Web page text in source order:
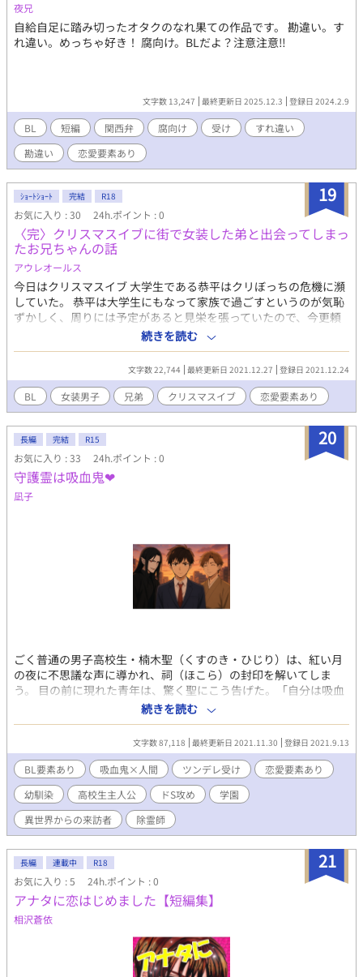
夜兄
自給自足に踏み切ったオタクのなれ果ての作品です。 勘違い。す
れ違い。めっちゃ好き！ 腐向け。BLだよ？注意注意‼
文字数 13,247 最終更新日 2025.12.3 登録日 2024.2.9
BL 短編 関西弁 腐向け 受け
すれ違い
勘違い
恋愛要素あり
19
ｼｮｰﾄｼｮｰﾄ 完結 R18
お気に入り : 30 24h.ポイント : 0
〈完〉クリスマスイブに街で女装した弟と出会ってしまっ
たお兄ちゃんの話
アウレオールス
今日はクリスマスイブ 大学生である恭平はクリぼっちの危機に瀕
していた。 恭平は大学生にもなって家族で過ごすというのが気恥
ずかしく、周りには予定があると見栄を張っていたので、今更頼
れる友達もいなかった。 晩ごはんも家族は自分達の分しか用意し
ていないだろう。 そうして彼は家を飛び出した。 適当に1日を過
ごそうと街に出たはいいが、周りはカップルだらけで彼の憂鬱は
加速していく。 そんな時、おじさんに絡まれている女の子を見つ
け、仲裁に入るが、実はその女の子が………弟で！？ ※クリスマ
スまでのお話となっています
続きを読む
文字数 22,744 最終更新日 2021.12.27 登録日 2021.12.24
BL 女装男子 兄弟 クリスマスイブ 恋愛要素あり
20
長編 完結 R15
お気に入り : 33 24h.ポイント : 0
守護霊は吸血鬼❤
凪子
ごく普通の男子高校生・楠木聖（くすのき・ひじり）は、紅い月
の夜に不思議な声に導かれ、祠（ほこら）の封印を解いてしま
う。 目の前に現れた青年は、驚く聖にこう告げた。「自分は吸血
鬼だ」――と。 冷酷な美貌の吸血鬼はヴァンと名乗り、二百年前
の「血の契約」に基づき、いかなるときも好きなだけ聖の血を吸
うことができると宣言した。 憑りつかれたままでは、殺されてし
まう……！何とかして、この恐ろしい吸血鬼を祓ってしまわない
と。 クラスメイトの笹倉由宇（ささくら・ゆう）、除霊師の月代
遥（つきしろ・はるか）の協力を得て、聖はヴァンを追い払おう
とするが……？ ツンデレ男子高校生と、ドS吸血鬼の物語。
続きを読む
文字数 87,118 最終更新日 2021.11.30 登録日 2021.9.13
BL要素あり 吸血鬼×人間 ツンデレ受け
恋愛要素あり
幼馴染
高校生主人公 ドS攻め
学園
異世界からの来訪者
除霊師
21
長編 連載中 R18
お気に入り : 5 24h.ポイント : 0
アナタに恋はじめました【短編集】
相沢蒼依